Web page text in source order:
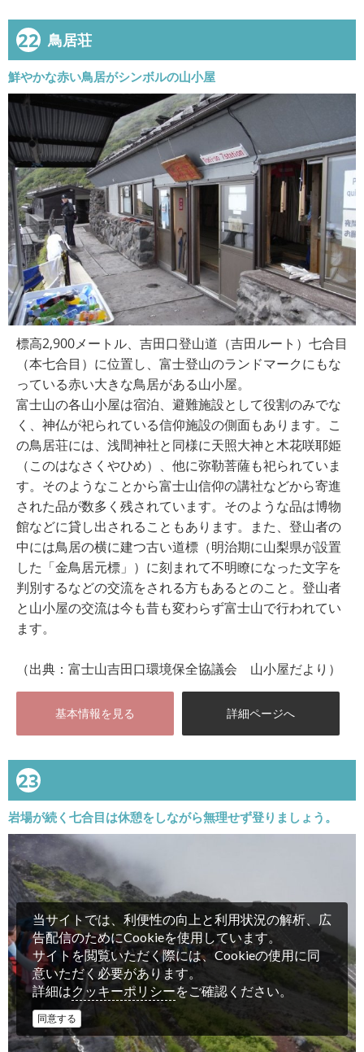
22 鳥居荘
鮮やかな赤い鳥居がシンボルの山小屋
標高2,900メートル、吉田口登山道（吉田ルート）七合目
（本七合目）に位置し、富士登山のランドマークにもな
っている赤い大きな鳥居がある山小屋。
富士山の各山小屋は宿泊、避難施設として役割のみでな
く、神仏が祀られている信仰施設の側面もあります。こ
の鳥居荘には、浅間神社と同様に天照大神と木花咲耶姫
（このはなさくやひめ）、他に弥勒菩薩も祀られていま
す。そのようなことから富士山信仰の講社などから寄進
された品が数多く残されています。そのような品は博物
館などに貸し出されることもあります。また、登山者の
中には鳥居の横に建つ古い道標（明治期に山梨県が設置
した「金鳥居元標」）に刻まれて不明瞭になった文字を
判別するなどの交流をされる方もあるとのこと。登山者
と山小屋の交流は今も昔も変わらず富士山で行われてい
ます。
（出典：富士山吉田口環境保全協議会 山小屋だより）
基本情報を見る 詳細ページへ
23
岩場が続く七合目は休憩をしながら無理せず登りましょう。
当サイトでは、利便性の向上と利用状況の解析、広
告配信のためにCookieを使用しています。
サイトを閲覧いただく際には、Cookieの使用に同
意いただく必要があります。
詳細はクッキーポリシーをご確認ください。
同意する